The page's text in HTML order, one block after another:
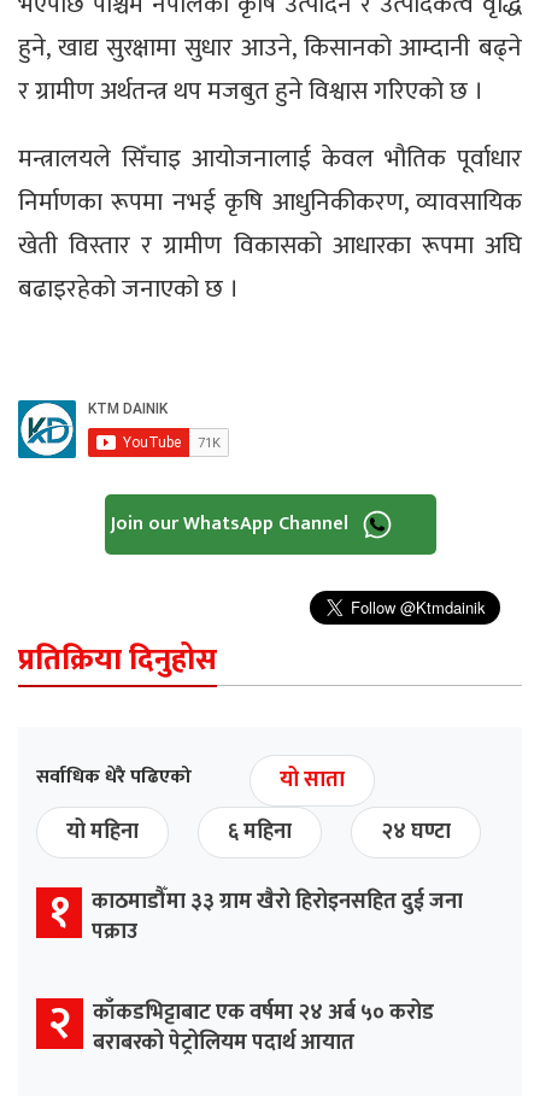
हुने, खाद्य सुरक्षामा सुधार आउने, किसानको आम्दानी बढ्ने
र ग्रामीण अर्थतन्त्र थप मजबुत हुने विश्वास गरिएको छ ।
मन्त्रालयले सिँचाइ आयोजनालाई केवल भौतिक पूर्वाधार
निर्माणका रूपमा नभई कृषि आधुनिकीकरण, व्यावसायिक
खेती विस्तार र ग्रामीण विकासको आधारका रूपमा अघि
बढाइरहेको जनाएको छ ।
Join our WhatsApp Channel
प्रतिक्रिया दिनुहोस
सर्वाधिक धेरै पढिएको
यो साता
यो महिना
६ महिना २४ घण्टा
१ काठमाडौँमा ३३ ग्राम खैरो हिरोइनसहित दुई जना
पक्राउ
२ काँकडभिट्टाबाट एक वर्षमा २४ अर्ब ५० करोड
बराबरको पेट्रोलियम पदार्थ आयात